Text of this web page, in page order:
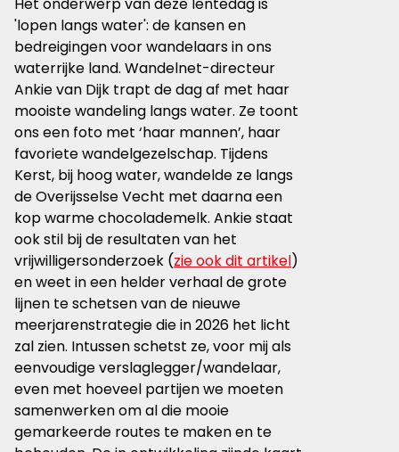
Het onderwerp van deze lentedag is
'lopen langs water': de kansen en
bedreigingen voor wandelaars in ons
waterrijke land. Wandelnet-directeur
Ankie van Dijk trapt de dag af met haar
mooiste wandeling langs water. Ze toont
ons een foto met ‘haar mannen’, haar
favoriete wandelgezelschap. Tijdens
Kerst, bij hoog water, wandelde ze langs
de Overijsselse Vecht met daarna een
kop warme chocolademelk. Ankie staat
ook stil bij de resultaten van het
vrijwilligersonderzoek (zie ook dit artikel)
en weet in een helder verhaal de grote
lijnen te schetsen van de nieuwe
meerjarenstrategie die in 2026 het licht
zal zien. Intussen schetst ze, voor mij als
eenvoudige verslaglegger/wandelaar,
even met hoeveel partijen we moeten
samenwerken om al die mooie
gemarkeerde routes te maken en te